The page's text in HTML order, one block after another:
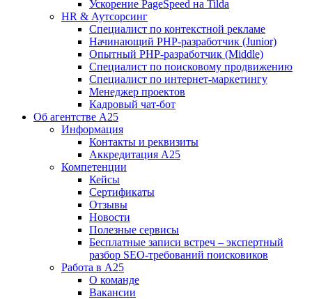
Ускорение PageSpeed на Tilda
HR & Аутсорсинг
Специалист по контекстной рекламе
Начинающий PHP-разработчик (Junior)
Опытный PHP-разработчик (Middle)
Специалист по поисковому продвижению
Специалист по интернет-маркетингу
Менеджер проектов
Кадровый чат-бот
Об агентстве А25
Информация
Контакты и реквизиты
Аккредитация А25
Компетенции
Кейсы
Сертификаты
Отзывы
Новости
Полезные сервисы
Бесплатные записи встреч – экспертный
разбор SEO-требований поисковиков
Работа в А25
О команде
Вакансии